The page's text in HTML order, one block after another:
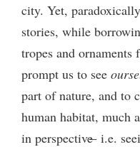
city. Yet,
stories, while
tropes and
prompt us to see
part of nature, and to
human habitat, much
in perspective ̶ i.e.